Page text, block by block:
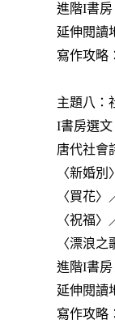
進階I書房
延伸閱讀
寫作攻略
主題八：
I書房選文
唐代社會
〈新婚
〈買花
〈祝福〉
〈漂浪
進階I書房
延伸閱讀
寫作攻略